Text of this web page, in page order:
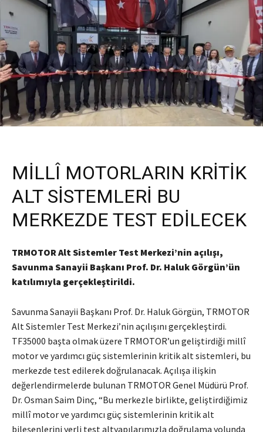
MİLLÎ MOTORLARIN KRİTİK
ALT SİSTEMLERİ BU
MERKEZDE TEST EDİLECEK
TRMOTOR Alt Sistemler Test Merkezi’nin açılışı,
Savunma Sanayii Başkanı Prof. Dr. Haluk Görgün’ün
katılımıyla gerçekleştirildi.
Savunma Sanayii Başkanı Prof. Dr. Haluk Görgün, TRMOTOR
Alt Sistemler Test Merkezi’nin açılışını gerçekleştirdi.
TF35000 başta olmak üzere TRMOTOR’un geliştirdiği millî
motor ve yardımcı güç sistemlerinin kritik alt sistemleri, bu
merkezde test edilerek doğrulanacak. Açılışa ilişkin
değerlendirmelerde bulunan TRMOTOR Genel Müdürü Prof.
Dr. Osman Saim Dinç, “Bu merkezle birlikte, geliştirdiğimiz
millî motor ve yardımcı güç sistemlerinin kritik alt
bileşenlerini yerli test altyapılarımızla doğrulama yolunda